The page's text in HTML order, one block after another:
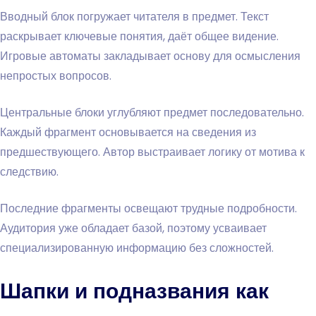
Вводный блок погружает читателя в предмет. Текст
раскрывает ключевые понятия, даёт общее видение.
Игровые автоматы закладывает основу для осмысления
непростых вопросов.
Центральные блоки углубляют предмет последовательно.
Каждый фрагмент основывается на сведения из
предшествующего. Автор выстраивает логику от мотива к
следствию.
Последние фрагменты освещают трудные подробности.
Аудитория уже обладает базой, поэтому усваивает
специализированную информацию без сложностей.
Шапки и подназвания как